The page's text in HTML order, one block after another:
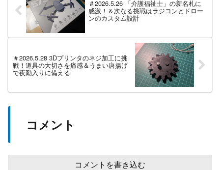
＃2026.5.26 「介護福祉士」の新名札に
感激！＆次なる挑戦はラジコンとドロー
ンのカスタム設計
＃2026.5.28 3Dプリンタのネジ加工に挑
戦！道具の大切さを痛感＆うまい唐揚げ
で夜勤入りに備える
コメント
コメントを書き込む